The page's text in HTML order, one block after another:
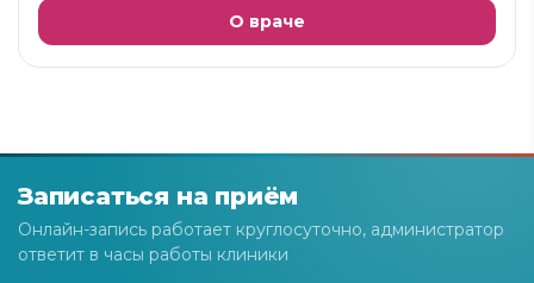
О враче
Записаться на приём
Онлайн-запись работает круглосуточно, администратор
ответит в часы работы клиники